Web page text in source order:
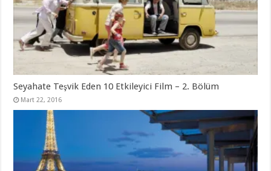
Seyahate Teşvik Eden 10 Etkileyici Film – 2. Bölüm
Mart 22, 2016